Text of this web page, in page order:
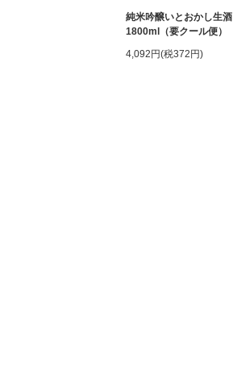
純米吟醸いとおかし生酒
1800ml（要クール便）
4,092円(税372円)